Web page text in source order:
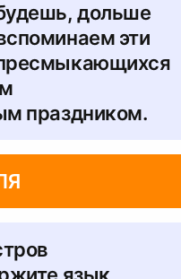
дольше
эти
праздником.